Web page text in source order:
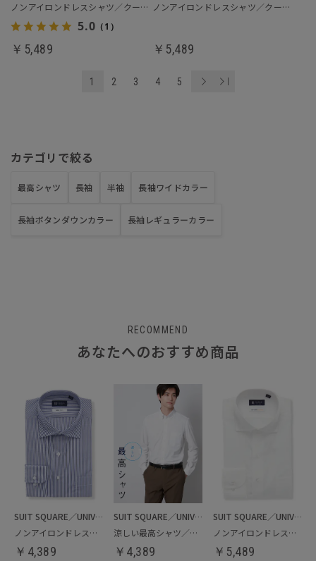
ノンアイロンドレスシャツ／クールマックス
5.0 （1）
￥5,489
ノンアイロンドレスシャツ／クールマックス
￥5,489
1 2 3 4 5
カテゴリで絞る
最高シャツ 長袖 半袖 長袖ワイドカラー
長袖ボタンダウンカラー 長袖レギュラーカラー
RECOMMEND
あなたへのおすすめ商品
SUIT SQUARE／UNIVERSAL LANGUAGE
ノンアイロンドレスシャツ
￥ 4,389
SUIT SQUARE／UNIVERSAL LANGUAGE
涼しい最高シャツ／ノンアイロンジャージードレスシャツ
￥ 4,389
SUIT SQUARE／UNIVERSAL LANGUAGE
ノンアイロンドレスシャツ／クールマックス
￥ 5,489